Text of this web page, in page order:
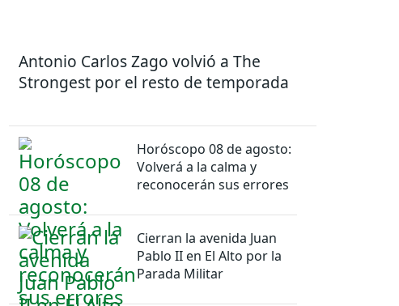
Antonio Carlos Zago volvió a The
Strongest por el resto de temporada
Horóscopo 08 de agosto:
Volverá a la calma y
reconocerán sus errores
Cierran la avenida Juan
Pablo II en El Alto por la
Parada Militar